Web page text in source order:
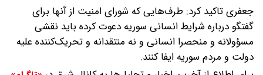
جعفری تاکید کرد: طرف‌هایی که شورای امنیت از آنها برای
گفتگو درباره شرایط انسانی سوریه دعوت کرده باید نقشی
مسؤولانه و منحصرا انسانی و نه منتقدانه و تحریک‌کننده علیه
دولت و مردم سوریه ایفا کنند.